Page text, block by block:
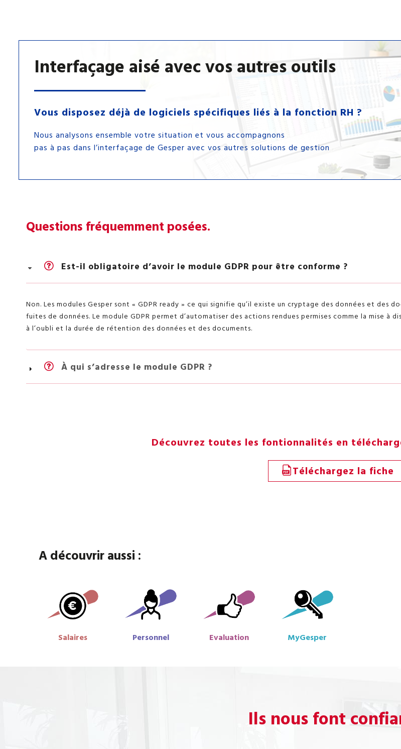
Interfaçage aisé avec vos autres outils
Vous disposez déjà de logiciels spécifiques liés à la fonction RH ?
Nous analysons ensemble votre situation et vous accompagnons
pas à pas dans l’interfaçage de Gesper avec vos autres solutions de gestion
Questions fréquemment posées.
Est-il obligatoire d’avoir le module GDPR pour être conforme ?
Non. Les modules Gesper sont « GDPR ready » ce qui signifie qu’il existe un cryptage des données et
fuites de données. Le module GDPR permet d’automatiser des actions rendues permises comme la mise à
à l’oubli et la durée de rétention des données et des documents.
À qui s’adresse le module GDPR ?
Découvrez toutes les fontionnalités en
Téléchargez la fiche
A découvrir aussi :
Salaires Personnel Evaluation MyGesper
Ils nous font